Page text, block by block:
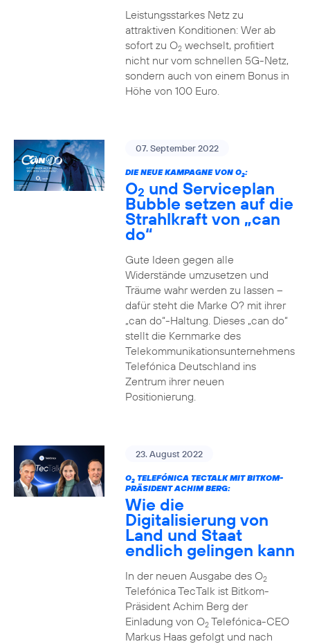
Leistungsstarkes Netz zu
attraktiven Konditionen: Wer ab
sofort zu O2wechselt, profitiert
nicht nur vom schnellen 5G-Netz,
sondern auch von einem Bonus in
Höhe von 100 Euro.
07. September 2022
DIE NEUE KAMPAGNE VON O2:
O2 und Serviceplan
Bubble setzen auf die
Strahlkraft von „can
do“
Gute Ideen gegen alle
Widerstände umzusetzen und
Träume wahr werden zu lassen –
dafür steht die Marke O? mit ihrer
„can do“-Haltung. Dieses „can do“
stellt die Kernmarke des
Telekommunikationsunternehmens
Telefónica Deutschland ins
Zentrum ihrer neuen
Positionierung.
23. August 2022
O2TELEFÓNICA TECTALK MIT BITKOM-
PRÄSIDENT ACHIM BERG:
Wie die
Digitalisierung von
Land und Staat
endlich gelingen kann
In der neuen Ausgabe des O2
Telefónica TecTalk ist Bitkom-
Präsident Achim Berg der
Einladung von O2Telefónica-CEO
Markus Haas gefolgt und nach